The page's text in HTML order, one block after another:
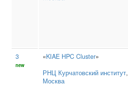
3
new
«KIAE HPC Cluster»
РНЦ Курчатовский институт,
Москва